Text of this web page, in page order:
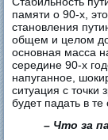
памяти о 90-х,
становления
общем и целом
основная масса
середине 90-х
напуганное,
ситуация с точки
будет падать в
– Что за